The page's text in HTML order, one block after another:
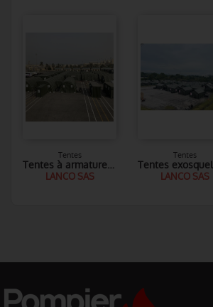
Tentes
Tentes à armature gonflable haute pression RAPID
LANCO SAS
Tentes
LANCO SAS